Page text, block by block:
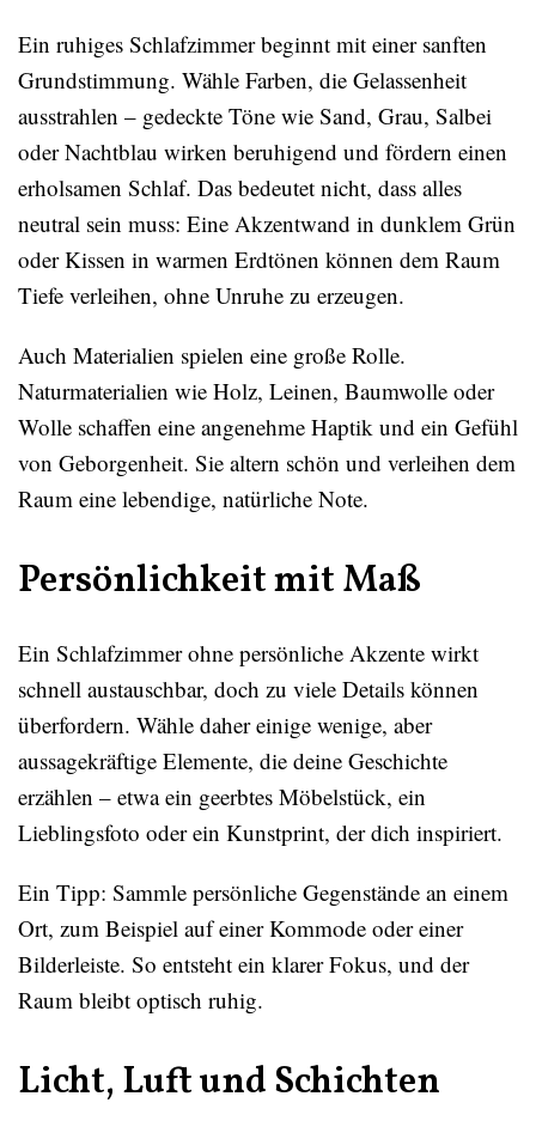
Ein ruhiges Schlafzimmer beginnt mit einer sanften
Grundstimmung. Wähle Farben, die Gelassenheit
ausstrahlen – gedeckte Töne wie Sand, Grau, Salbei
oder Nachtblau wirken beruhigend und fördern einen
erholsamen Schlaf. Das bedeutet nicht, dass alles
neutral sein muss: Eine Akzentwand in dunklem Grün
oder Kissen in warmen Erdtönen können dem Raum
Tiefe verleihen, ohne Unruhe zu erzeugen.
Auch Materialien spielen eine große Rolle.
Naturmaterialien wie Holz, Leinen, Baumwolle oder
Wolle schaffen eine angenehme Haptik und ein Gefühl
von Geborgenheit. Sie altern schön und verleihen dem
Raum eine lebendige, natürliche Note.
Persönlichkeit mit Maß
Ein Schlafzimmer ohne persönliche Akzente wirkt
schnell austauschbar, doch zu viele Details können
überfordern. Wähle daher einige wenige, aber
aussagekräftige Elemente, die deine Geschichte
erzählen – etwa ein geerbtes Möbelstück, ein
Lieblingsfoto oder ein Kunstprint, der dich inspiriert.
Ein Tipp: Sammle persönliche Gegenstände an einem
Ort, zum Beispiel auf einer Kommode oder einer
Bilderleiste. So entsteht ein klarer Fokus, und der
Raum bleibt optisch ruhig.
Licht, Luft und Schichten